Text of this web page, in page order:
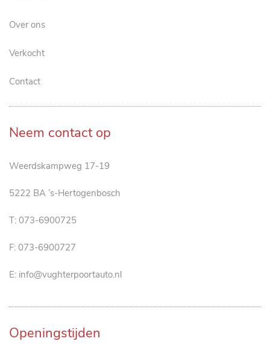
Over ons
Verkocht
Contact
Neem contact op
Weerdskampweg 17-19
5222 BA ’s-Hertogenbosch
T: 073-6900725
F: 073-6900727
E: info@vughterpoortauto.nl
Openingstijden